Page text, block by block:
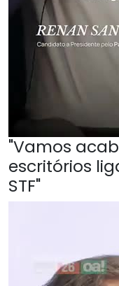
"Vamos
escritórios
STF"